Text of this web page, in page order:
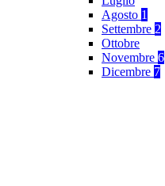
Agosto 1
Settembre 2
Ottobre
Novembre 6
Dicembre 7